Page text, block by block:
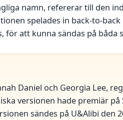
namn, refererar till den
spelades in back-to-back
för att kunna sändas på båda
Daniel och Georgia Lee,
versionen hade premiär på
sändes på U&Alibi den